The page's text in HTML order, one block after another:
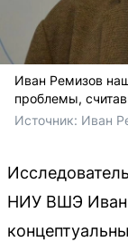
Иван Ремизов
проблемы,
Источник: Иван
НИУ ВШЭ Иван